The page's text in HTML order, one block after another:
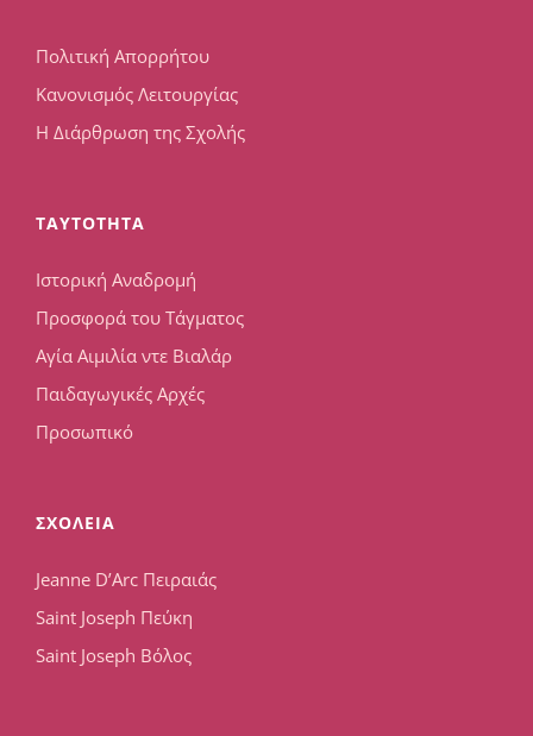
Πολιτική Απορρήτου
Κανονισμός Λειτουργίας
Η Διάρθρωση της Σχολής
TAYTOTHTA
Ιστορική Αναδρομή
Προσφορά του Τάγματος
Αγία Αιμιλία ντε Βιαλάρ
Παιδαγωγικές Αρχές
Προσωπικό
ΣΧΟΛΕΙΑ
Jeanne D’Arc Πειραιάς
Saint Joseph Πεύκη
Saint Joseph Βόλος